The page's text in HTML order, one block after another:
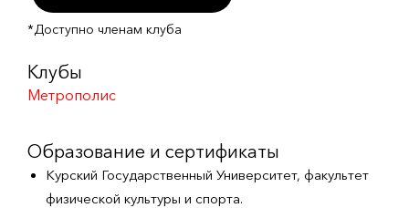
*Доступно членам клуба
Клубы
Метрополис
Образование и сертификаты
Курский Государственный Университет, факультет
физической культуры и спорта.